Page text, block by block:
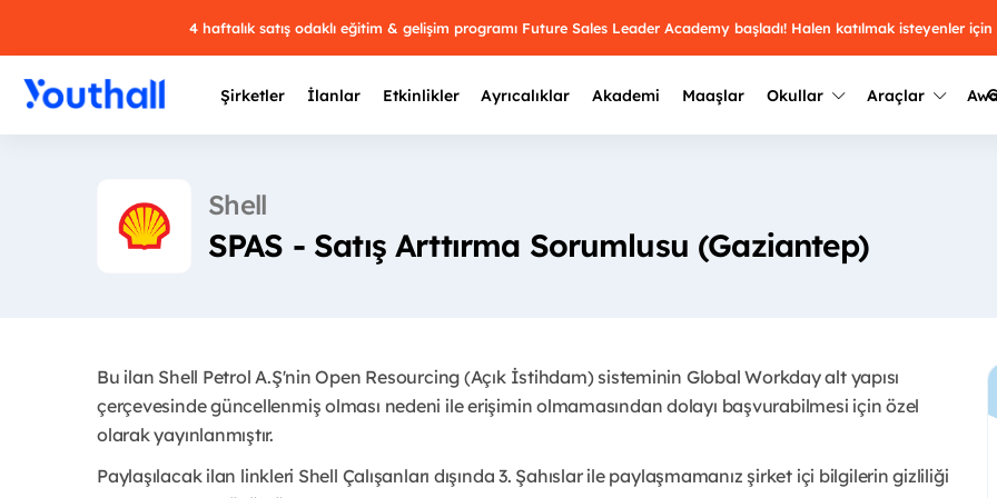
4 haftalık satış odaklı eğitim & gelişim programı Future Sales Leader Academy başladı! Halen katılmak isteyenler
Şirketler İlanlar Etkinlikler Ayrıcalıklar Akademi Maaşlar Okullar
Üniversite kulüplerini ve
keşfet.
Farklı liseleri incele ve
yakından tanı.
Araçlar
Oy ver
2025 Kazananları
2022Kazananları
Shell
SPAS - Satış Arttırma Sorumlusu (Gaziantep)
Bu ilan Shell Petrol A.Ş'nin Open Resourcing (Açık İstihdam) sisteminin Global Workday alt yapısı
çerçevesinde güncellenmiş olması nedeni ile erişimin olmamasından dolayı başvurabilmesi için özel
olarak yayınlanmıştır.
Paylaşılacak ilan linkleri Shell Çalışanları dışında 3. Şahıslar ile paylaşmamanız şirket içi bilgilerin gizliliği